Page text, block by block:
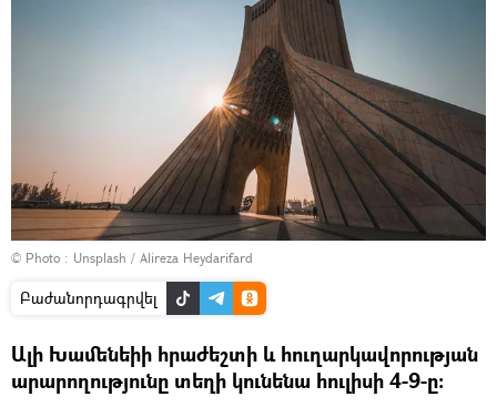
© Photo : Unsplash / Alireza Heydarifard
Բաժանորդագրվել
Ալի Խամենեիի հրաժեշտի և հուղարկավորության
արարողությունը տեղի կունենա հուլիսի 4-9-ը։